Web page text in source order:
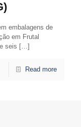
embalagens de
em Frutal
seis […]
Read more